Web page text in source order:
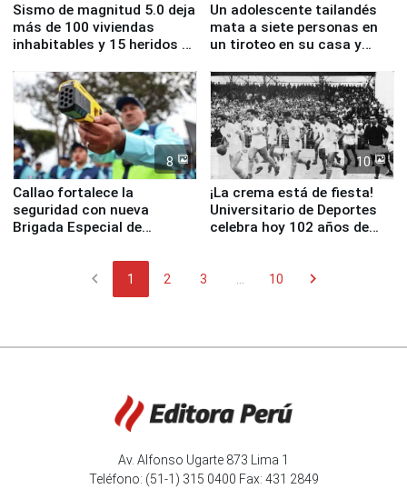
Sismo de magnitud 5.0 deja
más de 100 viviendas
inhabitables y 15 heridos en
Un adolescente tailandés
mata a siete personas en
un tiroteo en su casa y
8
Callao fortalece la
seguridad con nueva
Brigada Especial de
equipamiento para
10
¡La crema está de fiesta!
Universitario de Deportes
celebra hoy 102 años de
chevron_left 1 2 3 10 chevron_right
Av. Alfonso Ugarte 873 Lima 1
Teléfono: (51-1) 315 0400 Fax: 431 2849